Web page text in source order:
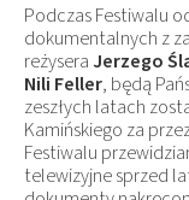
Podczas Festiwalu
dokumentalnych z
reżyseraJerzego
Nili Feller, będą
zeszłych latach
Kamińskiego za
Festiwalu
telewizyjne sprzed